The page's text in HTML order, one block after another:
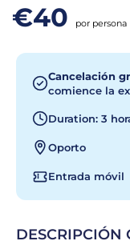
€40 por persona
Cancelación
comience la
Duration: 3
Oporto
Entrada móvil
DESCRIPCIÓN